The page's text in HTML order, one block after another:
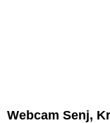
Webcam Senj,